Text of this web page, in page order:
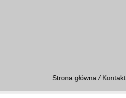
Strona główna / Kontakt